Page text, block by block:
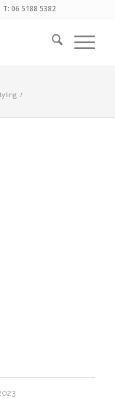
T: 06 5188 5382
/